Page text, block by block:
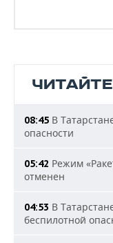
08:45 В
опасности
05:42 Режим
отменен
04:53 В
беспилотной